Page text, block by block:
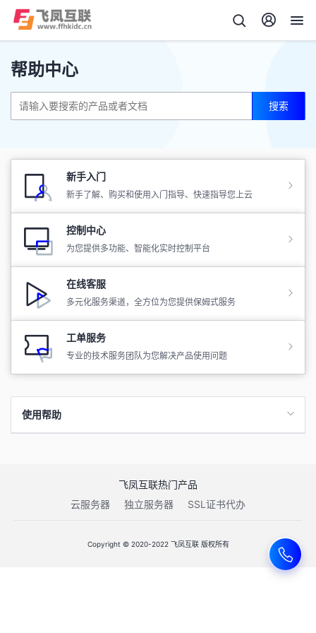
帮助中心
搜索
新手入门
新手了解、购买和使用入门指导、快速指导您上云
控制中心
为您提供多功能、智能化实时控制平台
在线客服
多元化服务渠道，全方位为您提供保姆式服务
工单服务
专业的技术服务团队为您解决产品使用问题
使用帮助
飞凤互联热门产品
云服务器
独立服务器 SSL证书代办
Copyright © 2020-2022 飞凤互联 版权所有